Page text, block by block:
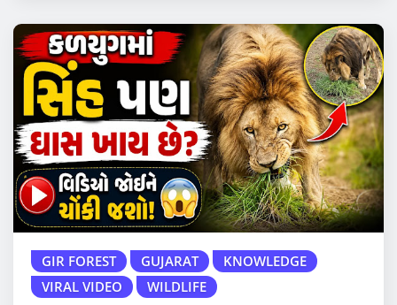
GIR FOREST GUJARAT
KNOWLEDGE
VIRAL VIDEO
WILDLIFE